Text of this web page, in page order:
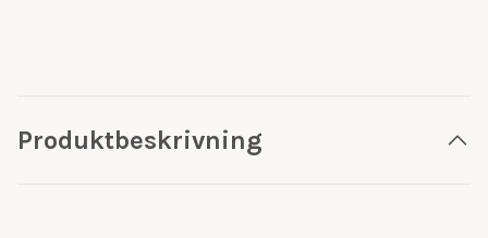
Produktbeskrivning